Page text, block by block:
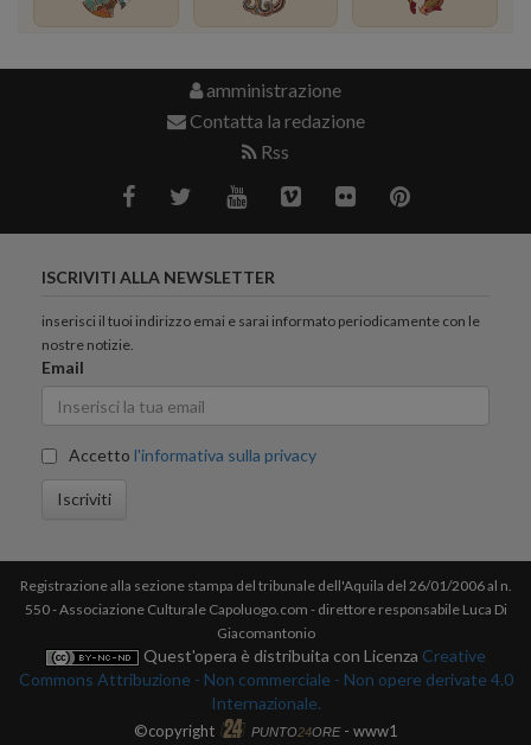
amministrazione
Contatta la redazione
Rss
ISCRIVITI ALLA NEWSLETTER
inserisci il tuoi indirizzo emai e sarai informato periodicamente con le
nostre notizie.
Email
Accetto l'informativa sulla privacy
Iscriviti
Registrazione alla sezione stampa del tribunale dell'Aquila del 26/01/2006 al n.
550 - Associazione Culturale Capoluogo.com - direttore responsabile Luca Di
Giacomantonio
Quest'opera è distribuita con Licenza Creative
Commons Attribuzione - Non commerciale - Non opere derivate 4.0
Internazionale.
©copyright PUNTO24ORE- www1